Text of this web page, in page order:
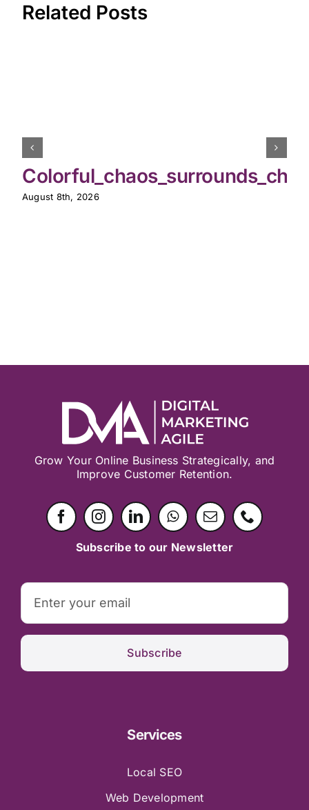
Related Posts
August 8th, 2026
Grow Your Online Business Strategically, and
Improve Customer Retention.
Subscribe to our Newsletter
Subscribe
Services
Local SEO
Web Development